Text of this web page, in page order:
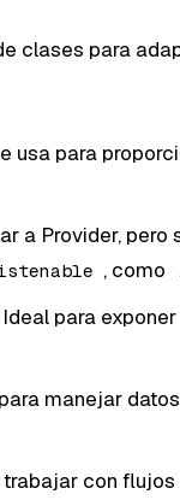
clases para
usa para
a Provider, pero
, como
Ideal para
manejar
trabajar con